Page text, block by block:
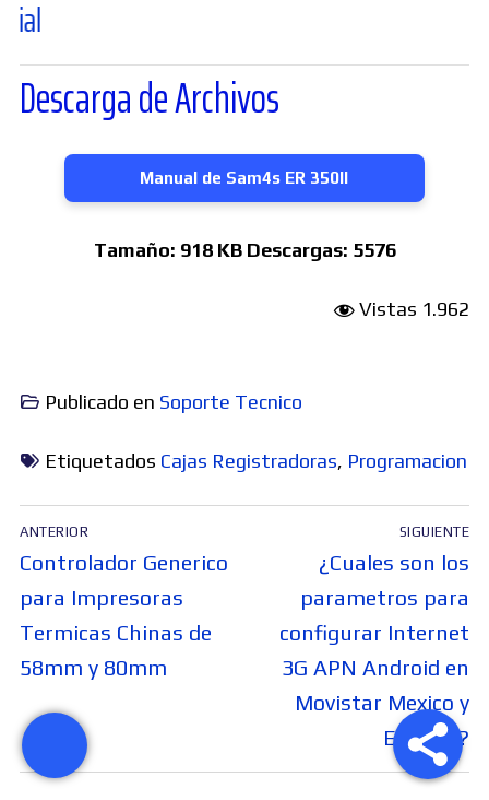
Descarga de Archivos
Manual de Sam4s ER 350II
Tamaño: 918 KB Descargas: 5576
Vistas 1.962
Publicado en Soporte Tecnico
Etiquetados Cajas Registradoras, Programacion
Navegación
de
entradas
ANTERIOR
Entrada
anterior:
Controlador Generico
para Impresoras
Termicas Chinas de
58mm y 80mm
SIGUIENTE
Entrada
siguiente:
¿Cuales son los
parametros para
configurar Internet
3G APN Android en
Movistar Mexico y
España?